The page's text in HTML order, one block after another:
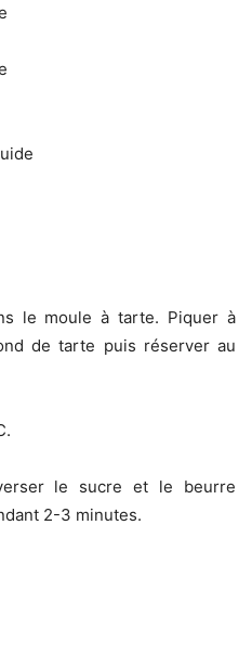
le moule à tarte. Piquer à
de tarte puis réserver au
le sucre et le beurre
2-3 minutes.